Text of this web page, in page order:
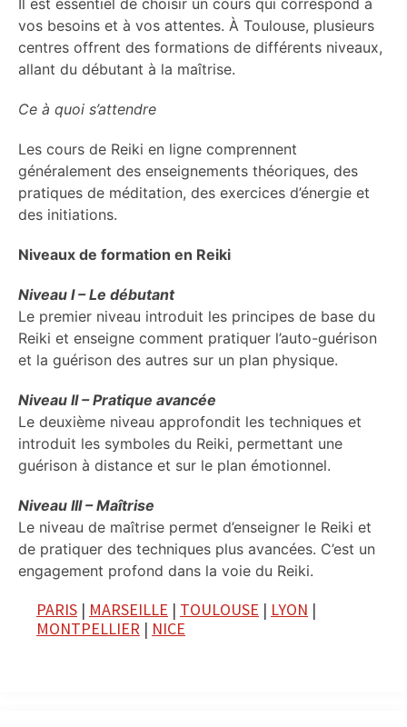
Il est essentiel de choisir un cours qui correspond à
vos besoins et à vos attentes. À Toulouse, plusieurs
centres offrent des formations de différents niveaux,
allant du débutant à la maîtrise.
Ce à quoi s’attendre
Les cours de Reiki en ligne comprennent
généralement des enseignements théoriques, des
pratiques de méditation, des exercices d’énergie et
des initiations.
Niveaux de formation en Reiki
Niveau I – Le débutant
Le premier niveau introduit les principes de base du
Reiki et enseigne comment pratiquer l’auto-guérison
et la guérison des autres sur un plan physique.
Niveau II – Pratique avancée
Le deuxième niveau approfondit les techniques et
introduit les symboles du Reiki, permettant une
guérison à distance et sur le plan émotionnel.
Niveau III – Maîtrise
Le niveau de maîtrise permet d’enseigner le Reiki et
de pratiquer des techniques plus avancées. C’est un
engagement profond dans la voie du Reiki.
PARIS | MARSEILLE | TOULOUSE | LYON |
MONTPELLIER | NICE